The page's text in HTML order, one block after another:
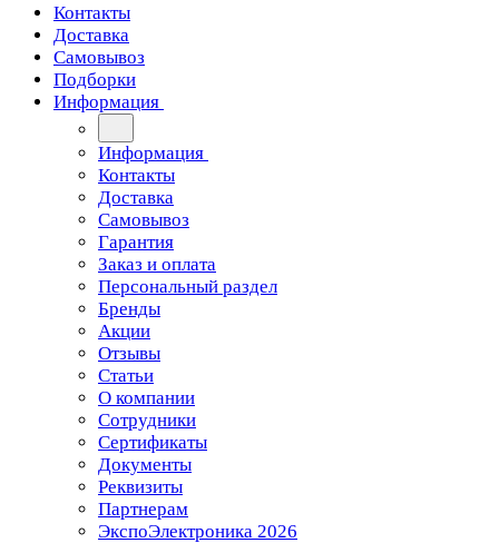
Контакты
Доставка
Самовывоз
Подборки
Информация
Информация
Контакты
Доставка
Самовывоз
Гарантия
Заказ и оплата
Персональный раздел
Бренды
Акции
Отзывы
Статьи
О компании
Сотрудники
Сертификаты
Документы
Реквизиты
Партнерам
ЭкспоЭлектроника 2026